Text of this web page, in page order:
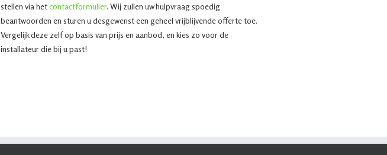
stellen via hetcontactformulier. Wij zullen uw hulpvraag spoedig
beantwoorden en sturen u desgewenst een geheel vrijblijvende offerte toe.
Vergelijk deze zelf op basis van prijs en aanbod, en kies zo voor de
installateur die bij u past!